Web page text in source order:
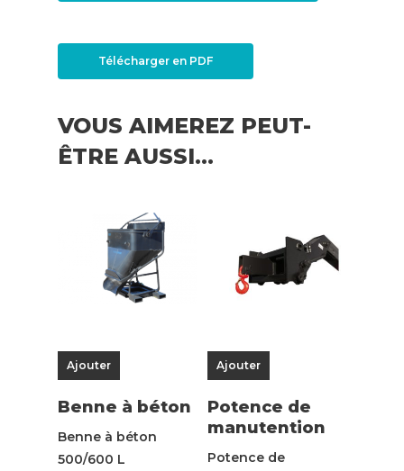
Télécharger en PDF
VOUS AIMEREZ PEUT-
ÊTRE AUSSI…
Ajouter
Benne à béton
Benne à béton
500/600 L
Ajouter
Potence de
manutention
Potence de